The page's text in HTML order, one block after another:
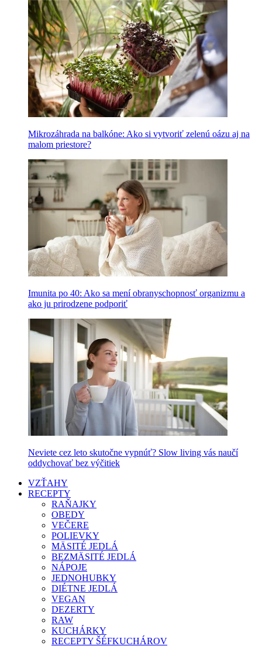
Mikrozáhrada na balkóne: Ako si vytvoriť zelenú oázu aj na
malom priestore?
Imunita po 40: Ako sa mení obranyschopnosť organizmu a
ako ju prirodzene podporiť
Neviete cez leto skutočne vypnúť? Slow living vás naučí
oddychovať bez výčitiek
VZŤAHY
RECEPTY
RAŇAJKY
OBEDY
VEČERE
POLIEVKY
MÄSITÉ JEDLÁ
BEZMÄSITÉ JEDLÁ
NÁPOJE
JEDNOHUBKY
DIÉTNE JEDLÁ
VEGAN
DEZERTY
RAW
KUCHÁRKY
RECEPTY ŠÉFKUCHÁROV